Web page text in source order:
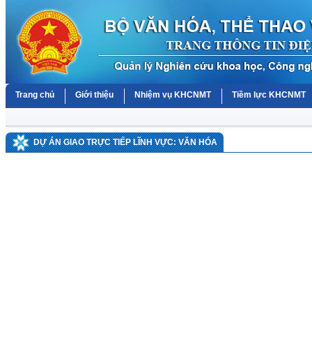
Trang chủ Giới thiệu Nhiệm vụ KHCNMT Tiềm lực KHCNMT
DỰ ÁN GIAO TRỰC TIẾP LĨNH VỰC: VĂN HÓA